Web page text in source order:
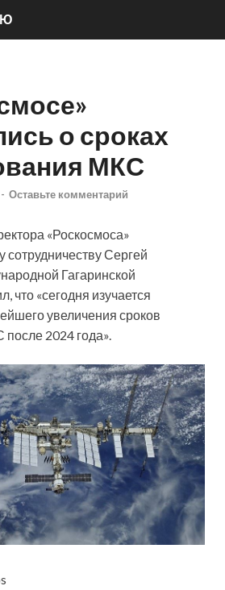
о сроках
МКС
- Оставьте комментарий
«Роскосмоса»
Сергей
Гагаринской
что «сегодня изучается
увеличения сроков
2024 года».